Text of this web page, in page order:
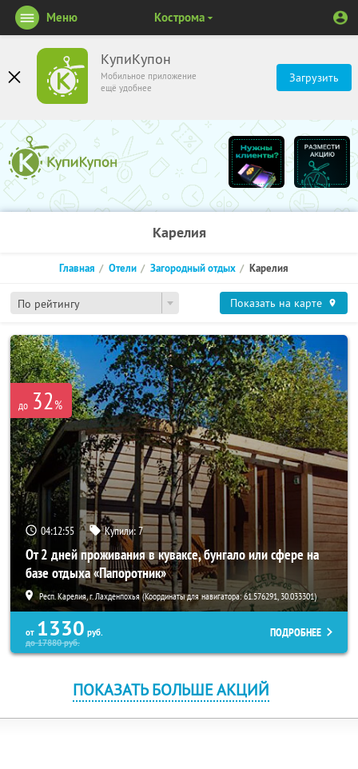
КупиКупон
Мобильное приложение
ещё удобнее
Загрузить
Меню Кострома
Карелия
По рейтингу
Главная Отели Загородный отдых Карелия
Показать на карте
до 32%
04:12:54 Купили:7
От 2 дней проживания в куваксе, бунгало или сфере на
базе отдыха «Папоротник»
Респ. Карелия, г. Лахденпохья (Координаты для навигатора: 61.576291, 30.033301)
от 1330 руб.
до17880руб.
ПОДРОБНЕЕ
ПОКАЗАТЬ БОЛЬШЕ АКЦИЙ